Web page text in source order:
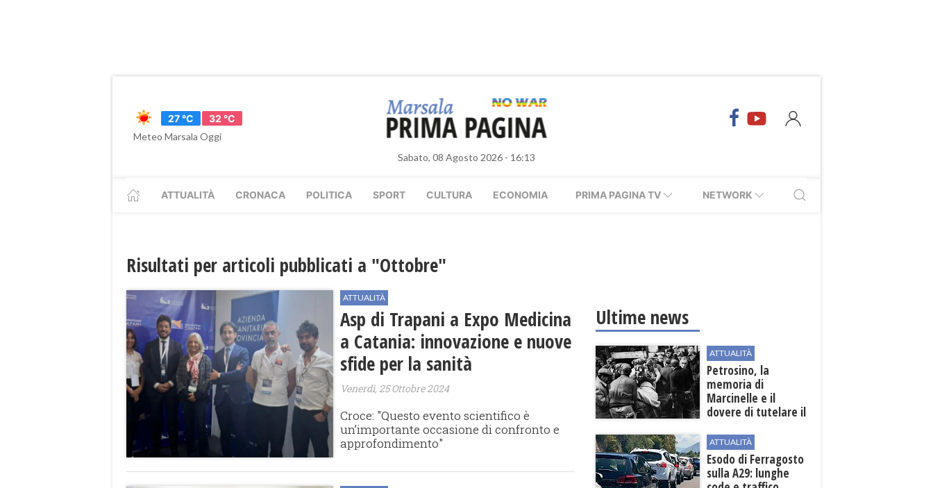
27 °C
32 °C
Meteo Marsala Oggi
Sabato, 08 Agosto 2026 - 16:13
ATTUALITÀ CRONACA POLITICA SPORT CULTURA ECONOMIA PRIMA PAGINA TV NETWORK
Risultati per articoli pubblicati a "Ottobre"
ATTUALITÀ
Asp di Trapani a Expo Medicina
a Catania: innovazione e nuove
sfide per la sanità
Venerdì, 25 Ottobre 2024
Croce: "Questo evento scientifico è
un’importante occasione di confronto e
approfondimento"
Ultime news
ATTUALITÀ
Petrosino, la
memoria di
Marcinelle e il
dovere di tutelare il
ATTUALITÀ
Esodo di Ferragosto
sulla A29: lunghe